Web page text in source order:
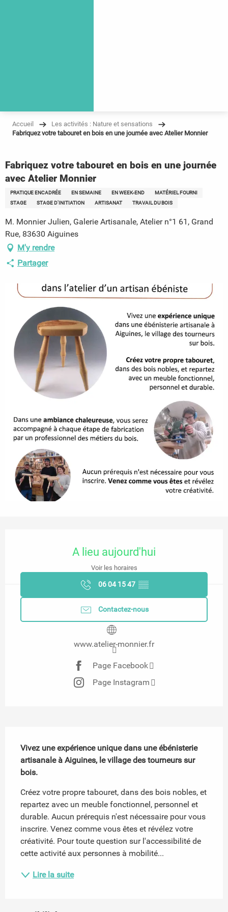
Accueil
Les activités : Nature et sensations
Fabriquez votre tabouret en bois en une journée avec Atelier Monnier
Fabriquez votre tabouret en bois en une journée
avec Atelier Monnier
PRATIQUE ENCADRÉE EN SEMAINE EN WEEK-END
MATÉRIEL FOURNI
STAGE
STAGE D'INITIATION ARTISANAT TRAVAIL DU BOIS
M. Monnier Julien, Galerie Artisanale, Atelier n°1 61, Grand
Rue, 83630 Aiguines
M'y rendre
Partager
A lieu aujourd'hui
Voir les horaires
06 04 15 47 ▒▒
Contactez-nous
www.atelier-monnier.fr
Page Facebook
Page Instagram
Vivez une expérience unique dans une ébénisterie
artisanale à Aiguines, le village des tourneurs sur
bois.
Créez votre propre tabouret, dans des bois nobles, et
repartez avec un meuble fonctionnel, personnel et
durable. Aucun prérequis n'est nécessaire pour vous
inscrire. Venez comme vous êtes et révélez votre
créativité. Pour toute question sur l'accessibilité de
cette activité aux personnes à mobilité...
Lire la suite